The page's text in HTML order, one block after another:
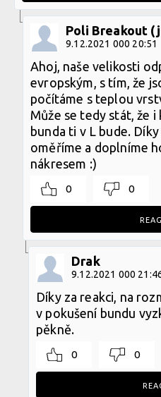
Poli Breakout
9.12.2021 000 20:51
Ahoj, naše velikosti
evropským, s tím, že
počítáme s teplou
Může se tedy stát, že i
bunda ti v L bude.
oměříme a doplníme
nákresem :)
0 0
Drak
9.12.2021 000
Díky za reakci, na
v pokušení bundu
pěkně.
0 0